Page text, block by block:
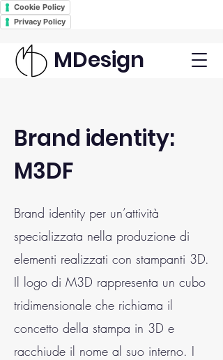
Cookie Policy
Privacy Policy
MDesign
Brand identity:
M3DF
Brand identity per un’attività
specializzata nella produzione di
elementi realizzati con stampanti 3D.
Il logo di M3D rappresenta un cubo
tridimensionale che richiama il
concetto della stampa in 3D e
racchiude il nome al suo interno. I